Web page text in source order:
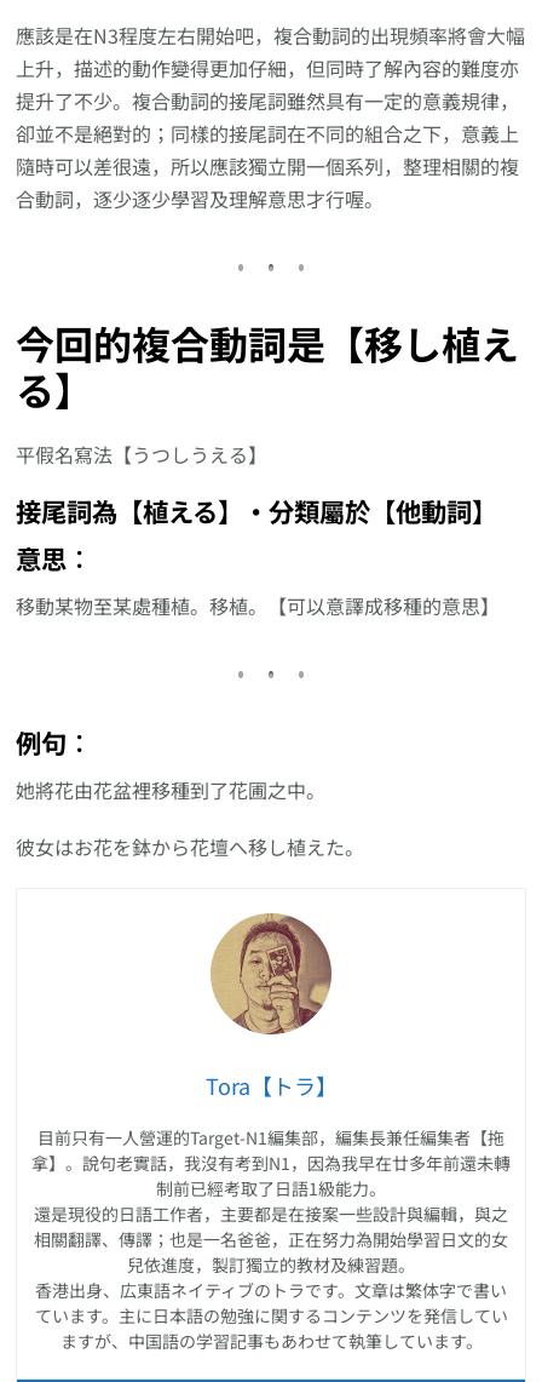
應該是在N3程度左右開始吧，複合動詞的出現頻率將會大幅
上升，描述的動作變得更加仔細，但同時了解內容的難度亦
提升了不少。複合動詞的接尾詞雖然具有一定的意義規律，
卻並不是絕對的；同樣的接尾詞在不同的組合之下，意義上
隨時可以差很遠，所以應該獨立開一個系列，整理相關的複
合動詞，逐少逐少學習及理解意思才行喔。
今回的複合動詞是【移し植え
る】
平假名寫法【うつしうえる】
接尾詞為【植える】‧分類屬於【他動詞】
意思︰
移動某物至某處種植。移植。【可以意譯成移種的意思】
例句︰
她將花由花盆裡移種到了花圃之中。
彼女はお花を鉢から花壇へ移し植えた。
Tora【トラ】
目前只有一人營運的Target-N1編集部，編集長兼任編集者【拖
拿】。說句老實話，我沒有考到N1，因為我早在廿多年前還未轉
制前已經考取了日語1級能力。
還是現役的日語工作者，主要都是在接案一些設計與編輯，與之
相關翻譯、傳譯；也是一名爸爸，正在努力為開始學習日文的女
兒依進度，製訂獨立的教材及練習題。
香港出身、広東語ネイティブのトラです。文章は繁体字で書い
ています。主に日本語の勉強に関するコンテンツを発信してい
ますが、中国語の学習記事もあわせて執筆しています。